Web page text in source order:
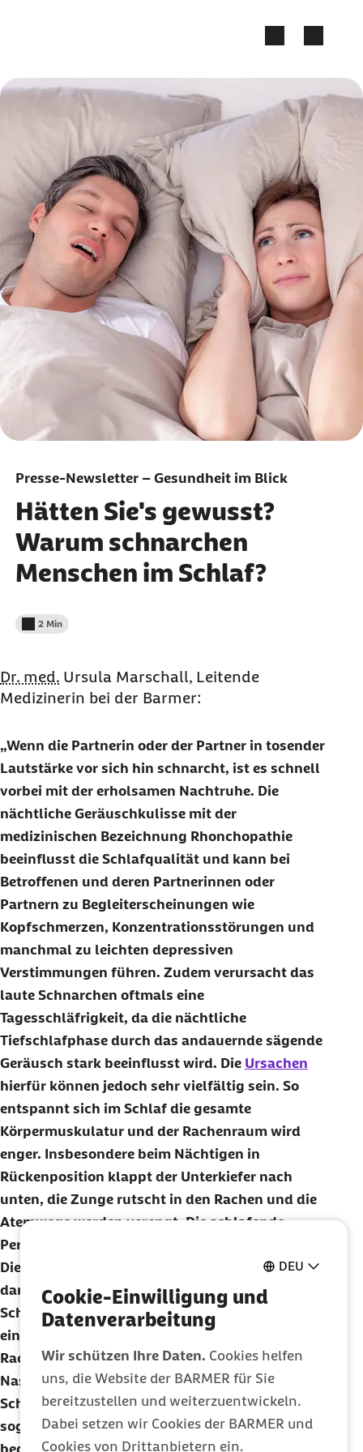
DEU
Cookie-Einwilligung und
Datenverarbeitung
Wir schützen Ihre Daten. Cookies helfen
uns, die Website der BARMER für Sie
bereitzustellen und weiterzuentwickeln.
Dabei setzen wir Cookies der BARMER und
Cookies von Drittanbietern ein.
Presse-Newsletter – Gesundheit im Blick
Hätten Sie's gewusst?
Warum schnarchen
Menschen im Schlaf?
Lesedauer weniger als
2 Min
Dr. med. Ursula Marschall, Leitende
Medizinerin bei der Barmer:
Wenn die Partnerin oder der Partner in tosender
Lautstärke vor sich hin schnarcht, ist es schnell
vorbei mit der erholsamen Nachtruhe. Die
nächtliche Geräuschkulisse mit der
medizinischen Bezeichnung Rhonchopathie
beeinflusst die Schlafqualität und kann bei
Betroffenen und deren Partnerinnen oder
Partnern zu Begleiterscheinungen wie
Kopfschmerzen, Konzentrationsstörungen und
manchmal zu leichten depressiven
Verstimmungen führen. Zudem verursacht das
laute Schnarchen oftmals eine
Tagesschläfrigkeit, da die nächtliche
Tiefschlafphase durch das andauernde sägende
Geräusch stark beeinflusst wird. Die Ursachen
hierfür können jedoch sehr vielfältig sein. So
entspannt sich im Schlaf die gesamte
Körpermuskulatur und der Rachenraum wird
enger. Insbesondere beim Nächtigen in
Rückenposition klappt der Unterkiefer nach
unten, die Zunge rutscht in den Rachen und die
Atemwege werden verengt. Die schlafende
Person muss daher stärker ein- und ausatmen.
Die dadurch entstehende Vibration verursacht
dann die nervenaufreibenden
Schnarchgeräusche. Anatomische Ursachen wie
ein zu kleiner Unterkiefer, vergrößerte
Rachenmandeln oder eine verformte
Nasenscheidewand können ebenfalls das
Schnarchen verursachen und unter Umständen
sogar eine schlafchirurgische Operation
begründen. Doch auch ganz typische Faktoren,